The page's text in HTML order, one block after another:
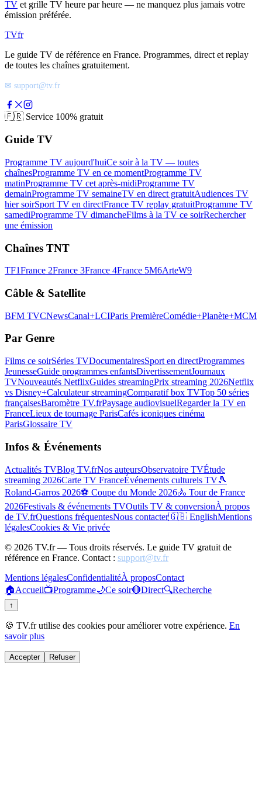
TV et grille TV heure par heure — ne manquez plus jamais votre
émission préférée.
TVfr
Le guide TV de référence en France. Programmes, direct et replay
de toutes les chaînes gratuitement.
✉ support@tv.fr
🇫🇷 Service 100% gratuit
Guide TV
Programme TV aujourd'huiCe soir à la TV — toutes
chaînesProgramme TV en ce momentProgramme TV
matinProgramme TV cet après-midiProgramme TV
demainProgramme TV semaineTV en direct gratuitAudiences TV
hier soirSport TV en directFrance TV replay gratuitProgramme TV
samediProgramme TV dimancheFilms à la TV ce soirRechercher
une émission
Chaînes TNT
TF1France 2France 3France 4France 5M6ArteW9
Câble & Satellite
BFM TVCNewsCanal+LCIParis PremièreComédie+Planète+MCM
Par Genre
Films ce soirSéries TVDocumentairesSport en directProgrammes
JeunesseGuide programmes enfantsDivertissementJournaux
TVNouveautés NetflixGuides streamingPrix streaming 2026Netflix
vs Disney+Calculateur streamingComparatif box TVTop 50 séries
françaisesBaromètre TV.frPaysage audiovisuelRegarder la TV en
FranceLieux de tournage ParisCafés iconiques cinéma
ParisGlossaire TV
Infos & Événements
Actualités TVBlog TV.frNos auteursObservatoire TVÉtude
streaming 2026Carte TV FranceÉvénements culturels TV🎾
Roland-Garros 2026⚽ Coupe du Monde 2026🚴 Tour de France
2026Festivals & événements TVOutils TV & conversionÀ propos
de TV.frQuestions fréquentesNous contacter🇬🇧 EnglishMentions
légalesCookies & Vie privée
© 2026 TV.fr — Tous droits réservés. Le guide TV gratuit de
référence en France. Contact : support@tv.fr
Mentions légalesConfidentialitéÀ proposContact
🏠Accueil📺Programme🌙Ce soir🔴Direct🔍Recherche
↑
🍪 TV.fr utilise des cookies pour améliorer votre expérience. En
savoir plus
Accepter Refuser